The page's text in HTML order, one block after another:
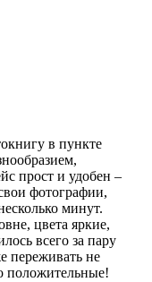
в пункте
прост и удобен –
фотографии,
минут.
цвета яркие,
всего за пару
переживать не
положительные!